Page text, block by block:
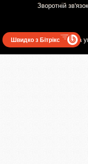
Зворотній зв'язок
Користувацька
Швидко з Бітрікс